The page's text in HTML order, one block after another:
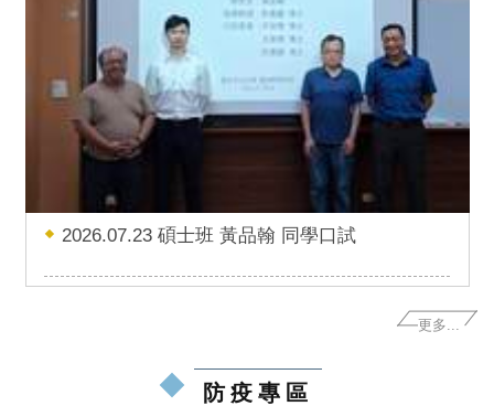
2026.07.23 碩士班 黃品翰 同學口試
更多...
防疫專區